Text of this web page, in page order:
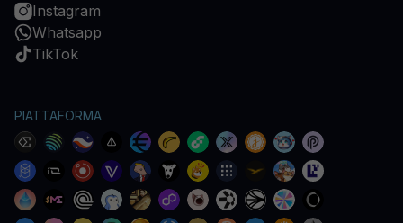
Instagram
Whatsapp
TikTok
PIATTAFORMA